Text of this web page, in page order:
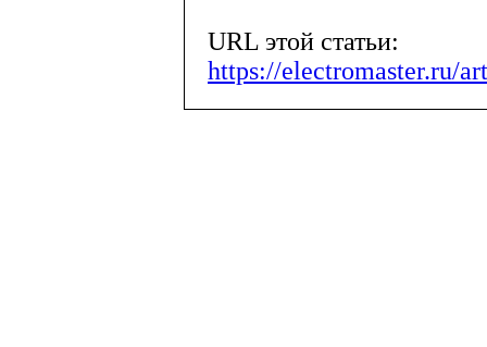
URL этой статьи:
https://electromaster.ru/